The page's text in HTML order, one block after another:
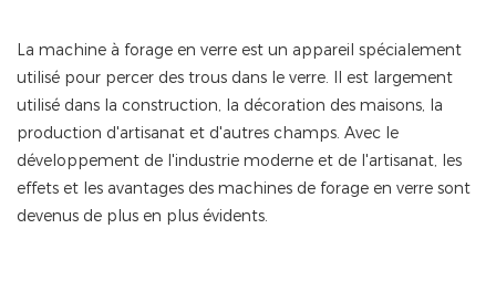
La machine à forage en verre est un appareil spécialement
utilisé pour percer des trous dans le verre. Il est largement
utilisé dans la construction, la décoration des maisons, la
production d'artisanat et d'autres champs. Avec le
développement de l'industrie moderne et de l'artisanat, les
effets et les avantages des machines de forage en verre sont
devenus de plus en plus évidents.